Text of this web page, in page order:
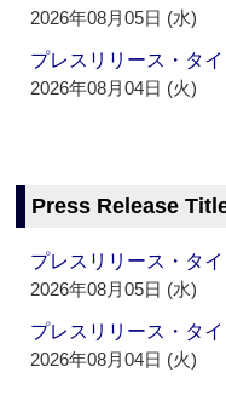
2026年08月05日 (水)
プレスリリース・タ
2026年08月04日 (火)
Press Release
プレスリリース・タ
2026年08月05日 (水)
プレスリリース・タ
2026年08月04日 (火)